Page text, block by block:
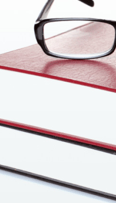
экспедиции 6000
оказание логистических услуг
6000
транспортных услуг
транспортного средства
оказание рекламных услуг
доработать наши версии
дополнительно.
Вас, поможем
Вашего бизнеса по
@AGTLua) наш Telegram-